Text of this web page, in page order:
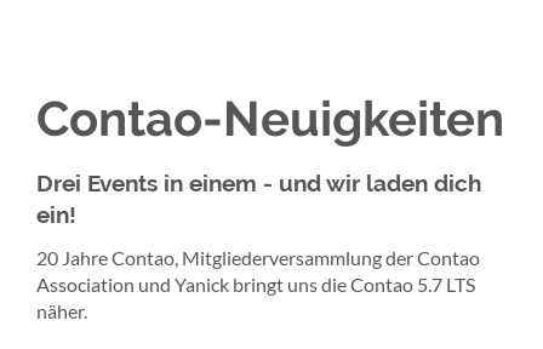
Contao-Neuigkeiten
Drei Events in einem - und wir laden dich
ein!
20 Jahre Contao, Mitgliederversammlung der Contao
Association und Yanick bringt uns die Contao 5.7 LTS
näher.